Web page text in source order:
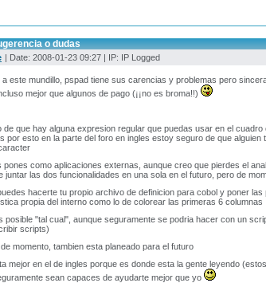
o dudas
| Date: 2008-01-23 09:27 | IP: IP Logged
a este mundillo, pspad tiene sus carencias y problemas pero
mejor que algunos de pago (¡¡no es broma!!)
de que hay alguna expresion regular que puedas usar en el
por esto en la parte del foro en ingles estoy seguro de que
pones como aplicaciones externas, aunque creo que pierdes el
juntar las dos funcionalidades en una sola en el futuro, pero de
hacerte tu propio archivo de definicion para cobol y poner
propia del interno como lo de colorear las primeras 6 columnas
posible "tal cual", aunque seguramente se podria hacer con un
scripts)
momento, tambien esta planeado para el futuro
mejor en el de ingles porque es donde esta la gente leyendo
sean capaces de ayudarte mejor que yo